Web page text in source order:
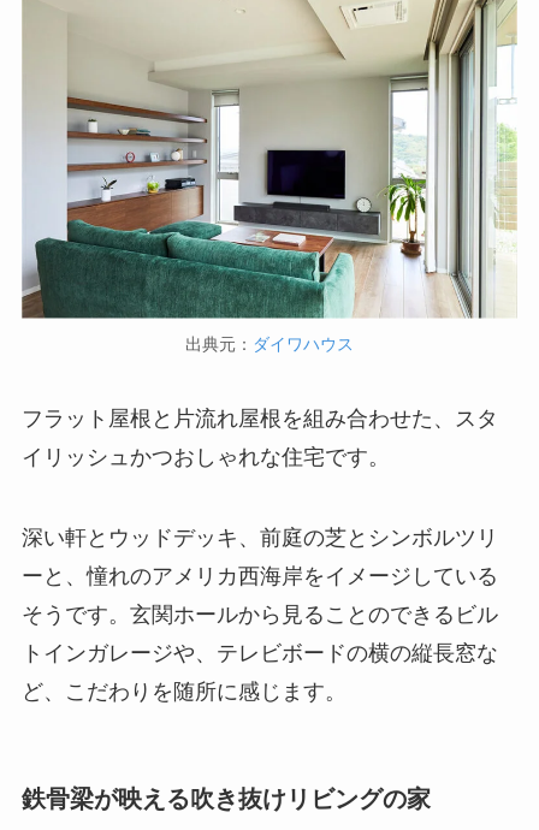
出典元： ダイワハウス
フラット屋根と片流れ屋根を組み合わせた、スタ
イリッシュかつおしゃれな住宅です。
深い軒とウッドデッキ、前庭の芝とシンボルツリ
ーと、憧れのアメリカ西海岸をイメージしている
そうです。玄関ホールから見ることのできるビル
トインガレージや、テレビボードの横の縦長窓な
ど、こだわりを随所に感じます。
鉄骨梁が映える吹き抜けリビングの家